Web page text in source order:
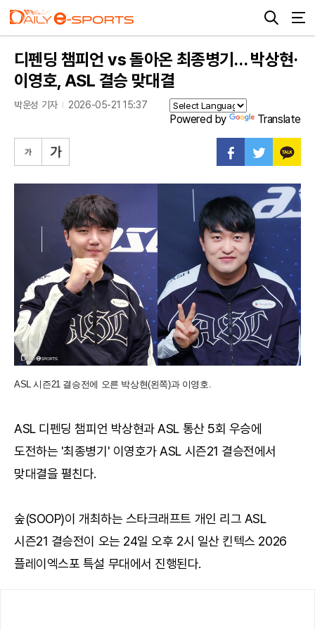
디펜딩 챔피언 vs 돌아온 최종병기… 박상현·
이영호, ASL 결승 맞대결
박운성 기자 2026-05-21 15:37
Powered by Translate
ASL 시즌21 결승전에 오른 박상현(왼쪽)과 이영호.
ASL 디펜딩 챔피언 박상현과 ASL 통산 5회 우승에
도전하는 '최종병기' 이영호가 ASL 시즌21 결승전에서
맞대결을 펼친다.
숲(SOOP)이 개최하는 스타크래프트 개인 리그 ASL
시즌21 결승전이 오는 24일 오후 2시 일산 킨텍스 2026
플레이엑스포 특설 무대에서 진행된다.